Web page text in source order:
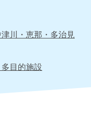
川・恵那・多治見
目的施設